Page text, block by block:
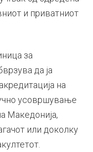
и приватниот
за
да ја
на
усовршување
Македонија,
или доколку